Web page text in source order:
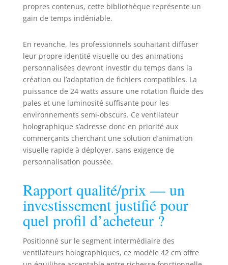
propres contenus, cette bibliothèque représente un
gain de temps indéniable.
En revanche, les professionnels souhaitant diffuser
leur propre identité visuelle ou des animations
personnalisées devront investir du temps dans la
création ou l’adaptation de fichiers compatibles. La
puissance de 24 watts assure une rotation fluide des
pales et une luminosité suffisante pour les
environnements semi-obscurs. Ce ventilateur
holographique s’adresse donc en priorité aux
commerçants cherchant une solution d’animation
visuelle rapide à déployer, sans exigence de
personnalisation poussée.
Rapport qualité/prix — un
investissement justifié pour
quel profil d’acheteur ?
Positionné sur le segment intermédiaire des
ventilateurs holographiques, ce modèle 42 cm offre